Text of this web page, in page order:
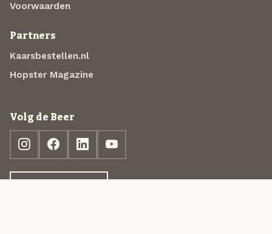
Voorwaarden
Partners
Kaarsbestellen.nl
Hopster Magazine
Volg de Beer